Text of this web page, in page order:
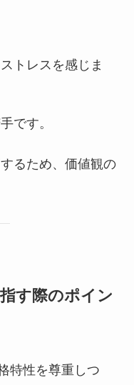
トレスを感じま
です。
るため、価値観の
す際のポイン
特性を尊重しつ